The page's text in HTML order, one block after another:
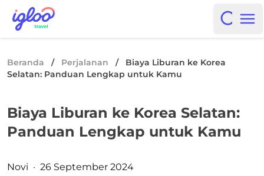
Skip to content
Igloo Blog
Open
Beranda / Perjalanan /
Biaya Liburan ke Korea
Selatan: Panduan Lengkap untuk Kamu
Biaya Liburan ke Korea Selatan:
Panduan Lengkap untuk Kamu
Posted by
Novi · 26 September 2024